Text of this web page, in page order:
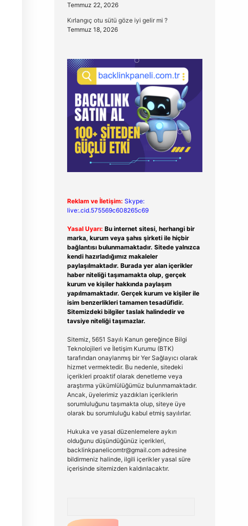
Temmuz 22, 2026
Kırlangıç otu sütü göze iyi gelir mi ?
Temmuz 18, 2026
Reklam ve İletişim: Skype:
live:.cid.575569c608265c69
Yasal Uyarı: Bu internet sitesi, herhangi bir
marka, kurum veya şahıs şirketi ile hiçbir
bağlantısı bulunmamaktadır. Sitede yalnızca
kendi hazırladığımız makaleler
paylaşılmaktadır. Burada yer alan içerikler
haber niteliği taşımamakta olup, gerçek
kurum ve kişiler hakkında paylaşım
yapılmamaktadır. Gerçek kurum ve kişiler ile
isim benzerlikleri tamamen tesadüfidir.
Sitemizdeki bilgiler taslak halindedir ve
tavsiye niteliği taşımazlar.
Sitemiz, 5651 Sayılı Kanun gereğince Bilgi
Teknolojileri ve İletişim Kurumu (BTK)
tarafından onaylanmış bir Yer Sağlayıcı olarak
hizmet vermektedir. Bu nedenle, sitedeki
içerikleri proaktif olarak denetleme veya
araştırma yükümlülüğümüz bulunmamaktadır.
Ancak, üyelerimiz yazdıkları içeriklerin
sorumluluğunu taşımakta olup, siteye üye
olarak bu sorumluluğu kabul etmiş sayılırlar.
Hukuka ve yasal düzenlemelere aykırı
olduğunu düşündüğünüz içerikleri,
backlinkpanelicomtr@gmail.comadresine
bildirmeniz halinde, ilgili içerikler yasal süre
içerisinde sitemizden kaldırılacaktır.